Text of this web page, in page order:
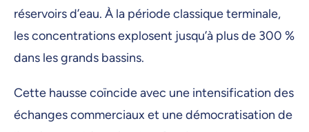
réservoirs d’eau. À la période classique terminale,
les concentrations explosent jusqu’à plus de 300 %
dans les grands bassins.
Cette hausse coïncide avec une intensification des
échanges commerciaux et une démocratisation de